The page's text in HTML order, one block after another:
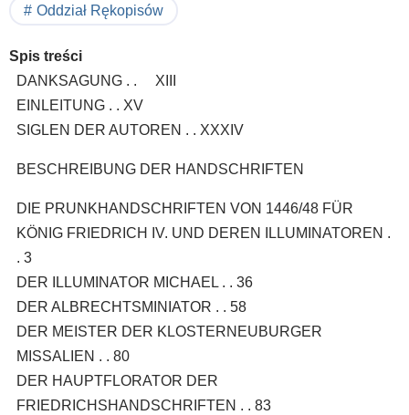
Oddział Rękopisów
Spis treści
DANKSAGUNG . . XIII
EINLEITUNG . . XV
SIGLEN DER AUTOREN . . XXXIV
BESCHREIBUNG DER HANDSCHRIFTEN
DIE PRUNKHANDSCHRIFTEN VON 1446/48 FÜR
KÖNIG FRIEDRICH IV. UND DEREN ILLUMINATOREN .
. 3
DER ILLUMINATOR MICHAEL . . 36
DER ALBRECHTSMINIATOR . . 58
DER MEISTER DER KLOSTERNEUBURGER
MISSALIEN . . 80
DER HAUPTFLORATOR DER
FRIEDRICHSHANDSCHRIFTEN . . 83